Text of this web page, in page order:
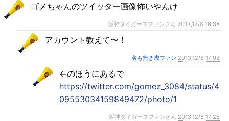
ゴメちゃんのツイッター画像怖いやんけ
阪神タイガースファンさん 2013,12/8 16:38
アカウント教えて〜！
名も無き虎ファン 2013,12/8 17:02
←のほうにあるで
https://twitter.com/gomez_3084/status/4
09553034159849472/photo/1
阪神タイガースファンさん 2013,12/8 17:25